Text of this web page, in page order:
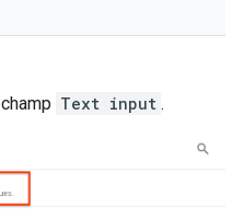
Text input .